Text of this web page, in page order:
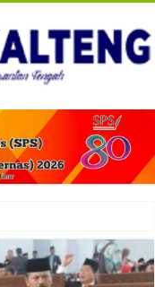
Pemdes dan BPD di